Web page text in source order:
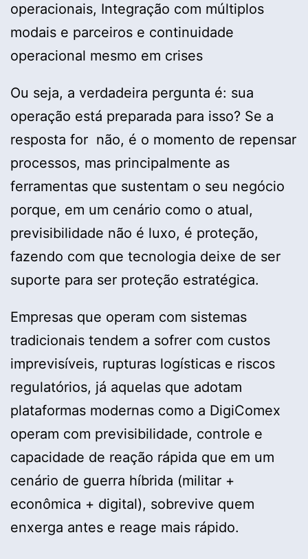
operacionais, Integração com múltiplos
modais e parceiros e continuidade
operacional mesmo em crises
Ou seja, a verdadeira pergunta é: sua
operação está preparada para isso? Se a
resposta for não, é o momento de repensar
processos, mas principalmente as
ferramentas que sustentam o seu negócio
porque, em um cenário como o atual,
previsibilidade não é luxo, é proteção,
fazendo com que tecnologia deixe de ser
suporte para ser proteção estratégica.
Empresas que operam com sistemas
tradicionais tendem a sofrer com custos
imprevisíveis, rupturas logísticas e riscos
regulatórios, já aquelas que adotam
plataformas modernas como a DigiComex
operam com previsibilidade, controle e
capacidade de reação rápida que em um
cenário de guerra híbrida (militar +
econômica + digital), sobrevive quem
enxerga antes e reage mais rápido.